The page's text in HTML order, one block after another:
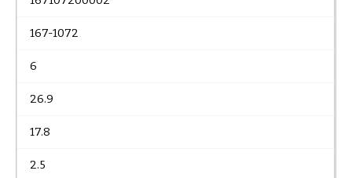
167-1072
6
26.9
17.8
2.5